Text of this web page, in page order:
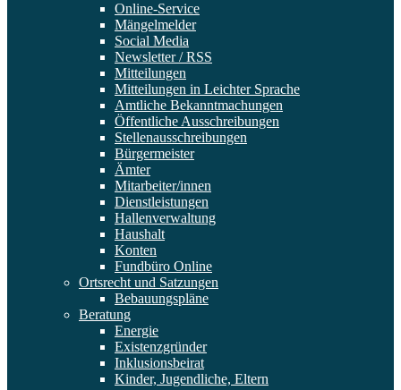
Online-Service
Mängelmelder
Social Media
Newsletter / RSS
Mitteilungen
Mitteilungen in Leichter Sprache
Amtliche Bekanntmachungen
Öffentliche Ausschreibungen
Stellenausschreibungen
Bürgermeister
Ämter
Mitarbeiter/innen
Dienstleistungen
Hallenverwaltung
Haushalt
Konten
Fundbüro Online
Ortsrecht und Satzungen
Bebauungspläne
Beratung
Energie
Existenzgründer
Inklusionsbeirat
Kinder, Jugendliche, Eltern